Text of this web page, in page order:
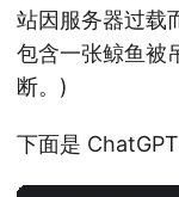
站因服务器过载
包含一张鲸鱼被
断。)
下面是